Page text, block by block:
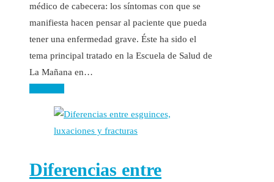
médico de cabecera: los síntomas con que se
manifiesta hacen pensar al paciente que pueda
tener una enfermedad grave. Éste ha sido el
tema principal tratado en la Escuela de Salud de
La Mañana en…
Diferencias entre